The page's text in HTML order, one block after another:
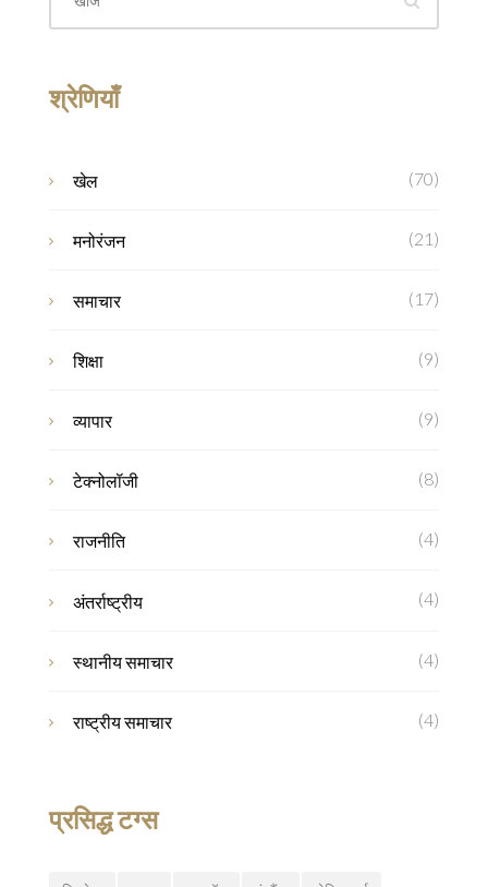
श्रेणियाँ
खेल (70)
मनोरंजन (21)
समाचार (17)
शिक्षा (9)
व्यापार (9)
टेक्नोलॉजी (8)
राजनीति (4)
अंतर्राष्ट्रीय (4)
स्थानीय समाचार (4)
राष्ट्रीय समाचार (4)
प्रसिद्ध टग्स